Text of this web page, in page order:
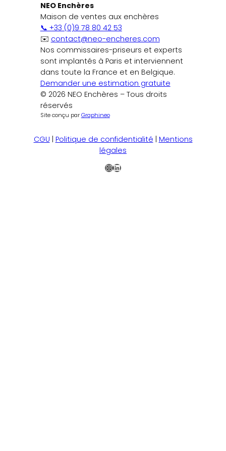
NEO Enchères
Maison de ventes aux enchères
📞 +33 (0)9 78 80 42 53
✉️ contact@neo-encheres.com
Nos commissaires-priseurs et experts
sont implantés à Paris et interviennent
dans toute la France et en Belgique.
Demander une estimation gratuite
© 2026 NEO Enchères – Tous droits
réservés
Site conçu parGraphineo
CGU | Politique de confidentialité | Mentions
légales
Instagram
LinkedIn